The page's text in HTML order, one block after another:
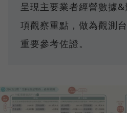
呈現主要業者經營數據
項觀察重點，做為觀測
重要參考佐證。